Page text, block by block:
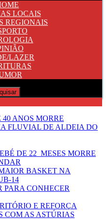
LOCAIS
REGIONAIS
LAZER
ANOS MORRE
FLUVIAL DE ALDEIA DO
DE 22 MESES MORRE
BASKET NA
14
PARA CONHECER
E REFORÇA
COM AS ASTÚRIAS